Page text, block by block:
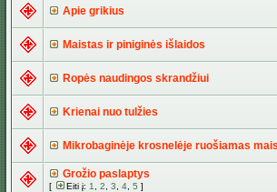
Apie grikius
Maistas ir piniginės išlaidos
Ropės naudingos skrandžiui
Krienai nuo tulžies
Mikrobaginėje krosnelėje ruošiamas
Grožio paslaptys
[ Eiti į: 1 2 3 4 5 ]